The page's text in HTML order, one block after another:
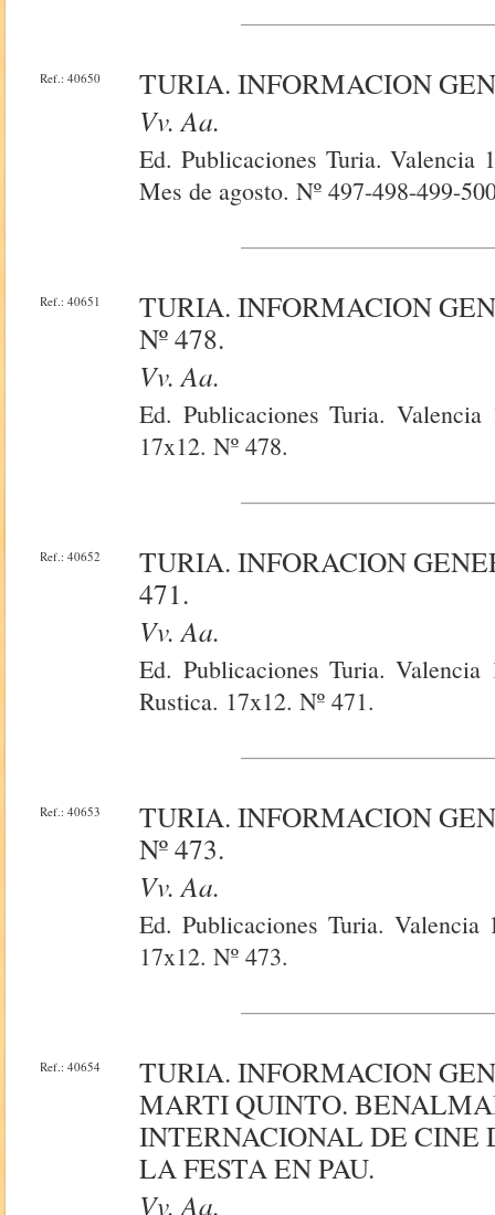
Ref.: 40650
TURIA. INFORMACION
Vv. Aa.
Ed. Publicaciones Turia. Valencia
Mes de agosto. Nº 497-498-499-
Ref.: 40651
TURIA. INFORMACION
Nº 478.
Vv. Aa.
Ed. Publicaciones Turia.
17x12. Nº 478.
Ref.: 40652
TURIA. INFORACION
471.
Vv. Aa.
Ed. Publicaciones Turia.
Rustica. 17x12. Nº 471.
Ref.: 40653
TURIA. INFORMACION
Nº 473.
Vv. Aa.
Ed. Publicaciones Turia.
17x12. Nº 473.
Ref.: 40654
TURIA. INFORMACION
MARTI QUINTO.
INTERNACIONAL DE CINE
LA FESTA EN PAU.
Vv. Aa.